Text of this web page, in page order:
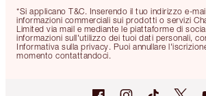
*Si applicano T&C. Inserendo il tuo indirizzo e-
informazioni commerciali sui prodotti o servizi
Limited via mail e mediante le piattaforme di
informazioni sull'utilizzo dei tuoi dati personali,
Informativa sulla privacy. Puoi annullare
momento contattandoci.